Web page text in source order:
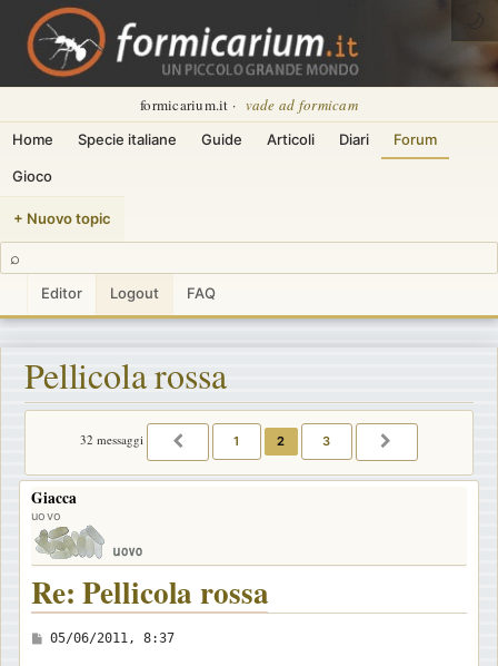
formicarium.it · vade ad formicam
Home Specie italiane Guide Articoli Diari Forum
Gioco
+ Nuovo topic
⌕
Editor Logout FAQ
🌙
Pellicola rossa
32 messaggi PRECEDENTE
1 2 3
Giacca
uovo
Re: Pellicola rossa
M
05/06/2011, 8:37